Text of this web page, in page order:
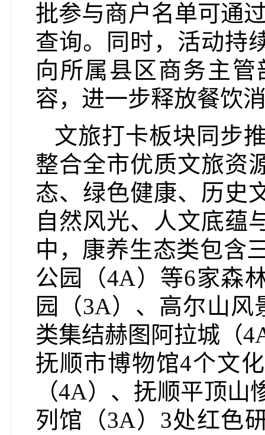
批参与商户名单可通
查询。同时，活动持
向所属县区商务主
容，进一步释放餐饮
文旅打卡板块同步
整合全市优质文旅资
态、绿色健康、历史
自然风光、人文底蕴
中，康养生态类包含
公园（4A）等6家森
园（3A）、高尔山
类集结赫图阿拉城（
抚顺市博物馆4个文
（4A）、抚顺平顶
列馆（3A）3处红色